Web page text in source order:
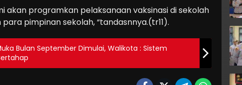
akan programkan pelaksanaan vaksinasi di sekolah
pimpinan sekolah, “tandasnnya.(tr11).
Bulan September Dimulai, Walikota : Sistem